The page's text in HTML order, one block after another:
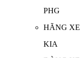
PHG
HÃNG XE
KIA